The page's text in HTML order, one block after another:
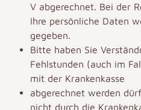
V abgerechnet. Bei der
Ihre persönliche Daten
gegeben.
Bitte haben Sie
Fehlstunden (auch im
mit der Krankenkasse
abgerechnet werden
nicht durch die